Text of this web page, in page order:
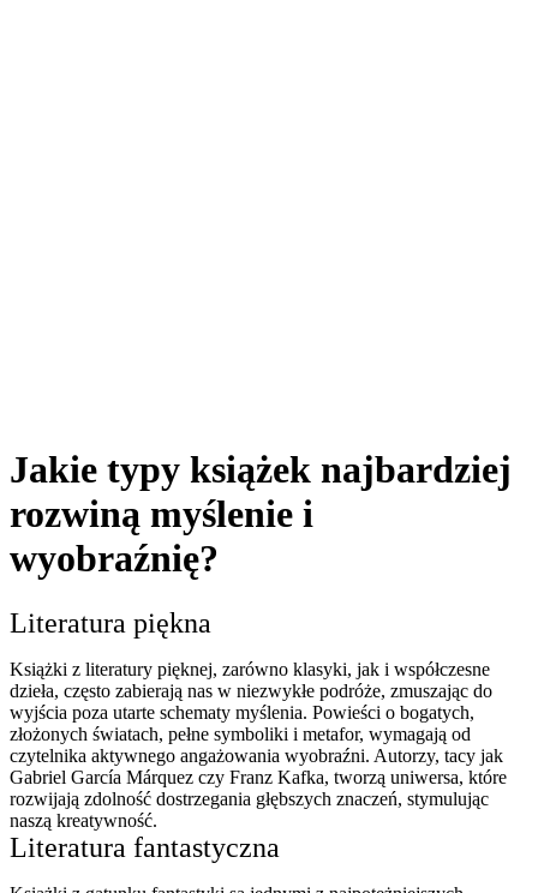
Jakie typy książek najbardziej
rozwiną myślenie i
wyobraźnię?
Literatura piękna
Książki z literatury pięknej, zarówno klasyki, jak i współczesne
dzieła, często zabierają nas w niezwykłe podróże, zmuszając do
wyjścia poza utarte schematy myślenia. Powieści o bogatych,
złożonych światach, pełne symboliki i metafor, wymagają od
czytelnika aktywnego angażowania wyobraźni. Autorzy, tacy jak
Gabriel García Márquez czy Franz Kafka, tworzą uniwersa, które
rozwijają zdolność dostrzegania głębszych znaczeń, stymulując
naszą kreatywność.
Literatura fantastyczna